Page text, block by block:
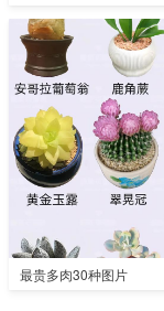
最贵多肉30种图片